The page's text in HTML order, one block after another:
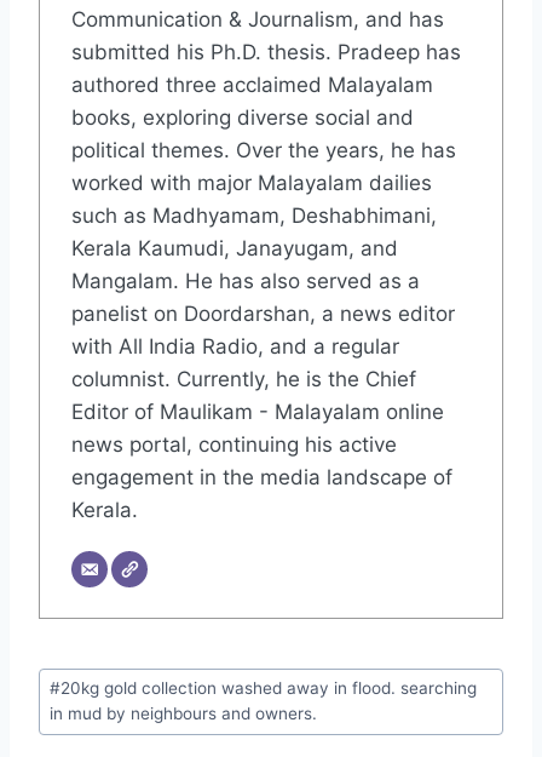
Communication & Journalism, and has
submitted his Ph.D. thesis. Pradeep has
authored three acclaimed Malayalam
books, exploring diverse social and
political themes. Over the years, he has
worked with major Malayalam dailies
such as Madhyamam, Deshabhimani,
Kerala Kaumudi, Janayugam, and
Mangalam. He has also served as a
panelist on Doordarshan, a news editor
with All India Radio, and a regular
columnist. Currently, he is the Chief
Editor of Maulikam - Malayalam online
news portal, continuing his active
engagement in the media landscape of
Kerala.
#20kg gold collection washed away in flood. searching
in mud by neighbours and owners.